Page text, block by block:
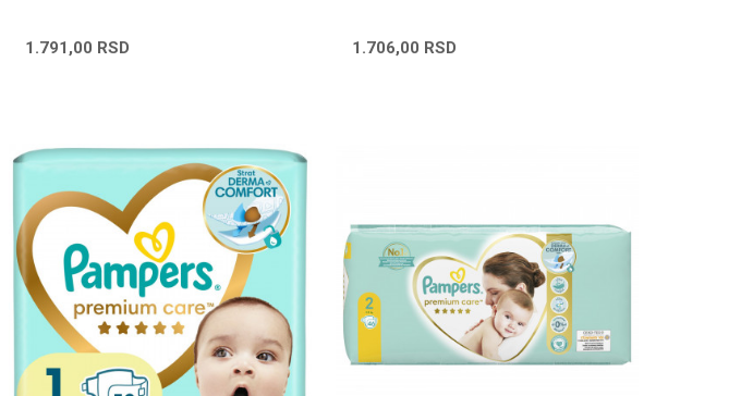
1.791,00 RSD 1.706,00 RSD